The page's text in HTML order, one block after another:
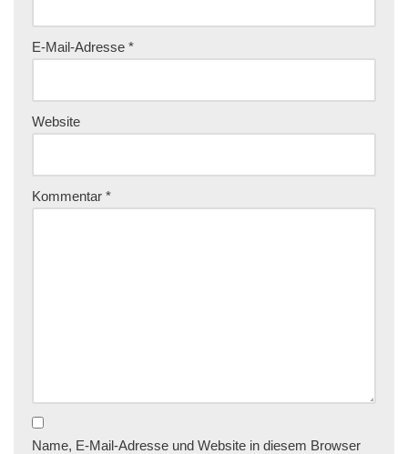
E-Mail-Adresse *
Website
Kommentar *
Name, E-Mail-Adresse und Website in diesem Browser